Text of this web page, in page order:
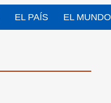
EL PAÍS EL MUNDO